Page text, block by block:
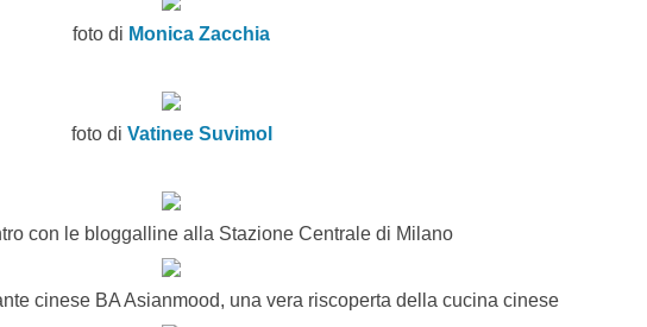
foto di Monica Zacchia
foto di Vatinee Suvimol
con le bloggalline alla Stazione Centrale di Milano
cinese BA Asianmood, una vera riscoperta della cucina cinese